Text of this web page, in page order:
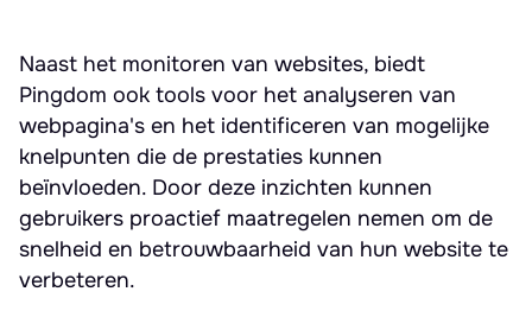
Naast het monitoren van websites, biedt
Pingdom ook tools voor het analyseren van
webpagina's en het identificeren van mogelijke
knelpunten die de prestaties kunnen
beïnvloeden. Door deze inzichten kunnen
gebruikers proactief maatregelen nemen om de
snelheid en betrouwbaarheid van hun website te
verbeteren.